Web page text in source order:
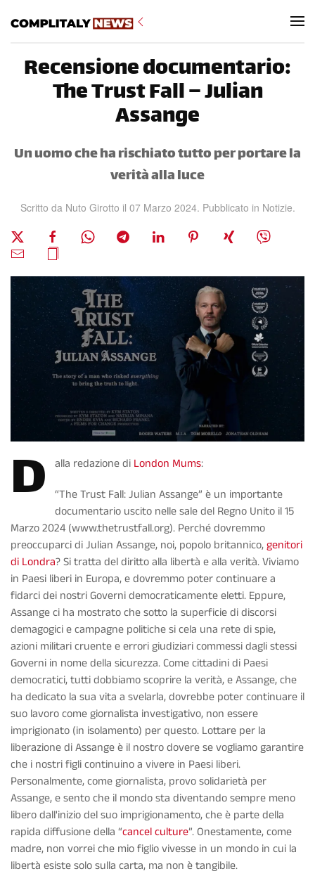
Recensione documentario:
The Trust Fall – Julian
Assange
Un uomo che ha rischiato tutto per portare la
verità alla luce
Scritto da Nuto Girotto il 07 Marzo 2024. Pubblicato in Notizie.
D alla redazione di London Mums:
“The Trust Fall: Julian Assange” è un importante
documentario uscito nelle sale del Regno Unito il 15
Marzo 2024 (www.thetrustfall.org). Perché dovremmo
preoccuparci di Julian Assange, noi, popolo britannico,genitori
di Londra? Si tratta del diritto alla libertà e alla verità. Viviamo
in Paesi liberi in Europa, e dovremmo poter continuare a
fidarci dei nostri Governi democraticamente eletti. Eppure,
Assange ci ha mostrato che sotto la superficie di discorsi
demagogici e campagne politiche si cela una rete di spie,
azioni militari cruente e errori giudiziari commessi dagli stessi
Governi in nome della sicurezza. Come cittadini di Paesi
democratici, tutti dobbiamo scoprire la verità, e Assange, che
ha dedicato la sua vita a svelarla, dovrebbe poter continuare il
suo lavoro come giornalista investigativo, non essere
imprigionato (in isolamento) per questo. Lottare per la
liberazione di Assange è il nostro dovere se vogliamo garantire
che i nostri figli continuino a vivere in Paesi liberi.
Personalmente, come giornalista, provo solidarietà per
Assange, e sento che il mondo sta diventando sempre meno
libero dall'inizio del suo imprigionamento, che è parte della
rapida diffusione della “cancel culture”. Onestamente, come
madre, non vorrei che mio figlio vivesse in un mondo in cui la
libertà esiste solo sulla carta, ma non è tangibile.